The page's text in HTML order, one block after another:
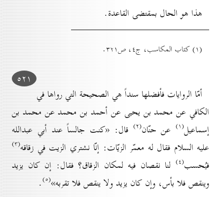
هذا هو الحال بمقتضى القاعدة.
(۱) کتاب المكاسب، ج٤، ص۳۲۱.
٥۲۱
أمّا الروايات فأفضلها سنداً هي الصحيحة التي رواها في
الكافي عن محمد بن يحيى عن أحمد بن محمد عن محمد بن
إسماعيل(۱) عن حنّان(۲)
قال: «كنت جالساً عند أبي عبدالله
عليه السلام فقال له معمّر الزيّات: إنّا نشتري الزيت في زقاقه(۳)
فيُحسب(٤)
لنا نقصان فيه لمكان الزقاق؟ فقال: إن كان يزيد
وينقص فلا بأس، وإن كان يزيد ولا ينقص فلا تقربه»(٥) .